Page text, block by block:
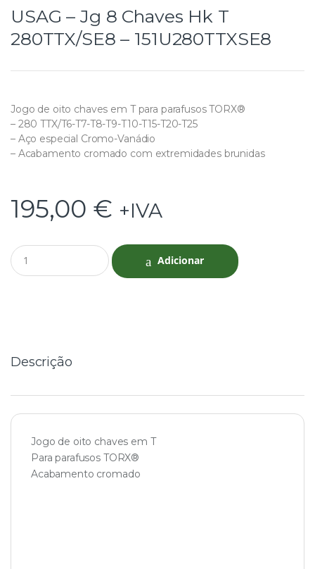
USAG – Jg 8 Chaves Hk T
280TTX/SE8 – 151U280TTXSE8
Jogo de oito chaves em T para parafusos TORX®
– 280 TTX/T6-T7-T8-T9-T10-T15-T20-T25
– Aço especial Cromo-Vanádio
– Acabamento cromado com extremidades brunidas
195,00 € +IVA
Q
u
Adicionar
Descrição
Jogo de oito chaves em T
Para parafusos TORX®
Acabamento cromado